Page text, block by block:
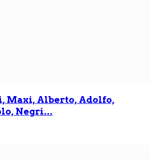
Maxi, Alberto, Adolfo,
Negri...